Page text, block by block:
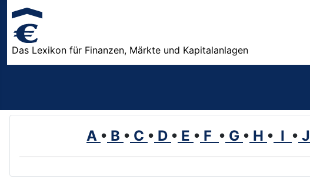
Das Lexikon für Finanzen, Märkte und Kapitalanlagen
A • B • C • D • E • F • G • H • I • J